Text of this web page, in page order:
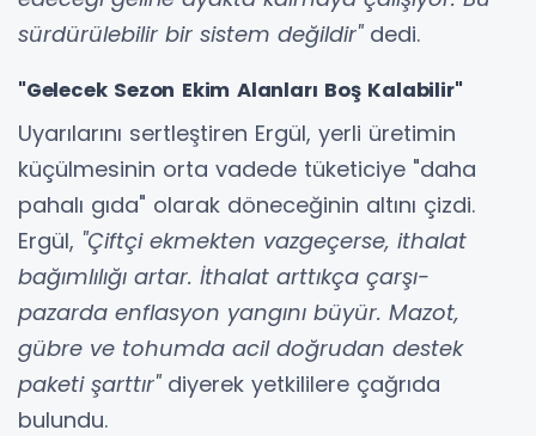
sürdürülebilir bir sistem değildir"dedi.
"Gelecek Sezon Ekim Alanları Boş Kalabilir"
Uyarılarını sertleştiren Ergül, yerli üretimin
küçülmesinin orta vadede tüketiciye "daha
pahalı gıda" olarak döneceğinin altını çizdi.
Ergül, "Çiftçi ekmekten vazgeçerse, ithalat
bağımlılığı artar. İthalat arttıkça çarşı-
pazarda enflasyon yangını büyür. Mazot,
gübre ve tohumda acil doğrudan destek
paketi şarttır"diyerek yetkililere çağrıda
bulundu.